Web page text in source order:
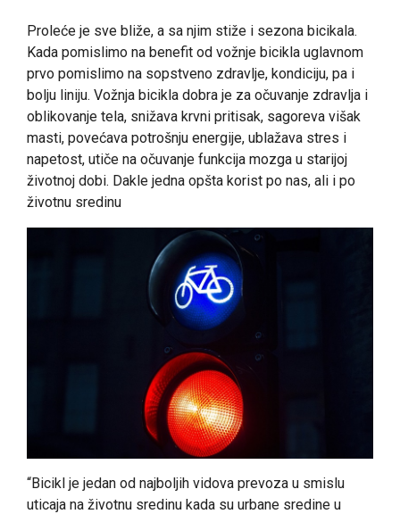
Proleće je sve bliže, a sa njim stiže i sezona bicikala.
Kada pomislimo na benefit od vožnje bicikla uglavnom
prvo pomislimo na sopstveno zdravlje, kondiciju, pa i
bolju liniju. Vožnja bicikla dobra je za očuvanje zdravlja i
oblikovanje tela, snižava krvni pritisak, sagoreva višak
masti, povećava potrošnju energije, ublažava stres i
napetost, utiče na očuvanje funkcija mozga u starijoj
životnoj dobi. Dakle jedna opšta korist po nas, ali i po
životnu sredinu
“Bicikl je jedan od najboljih vidova prevoza u smislu
uticaja na životnu sredinu kada su urbane sredine u